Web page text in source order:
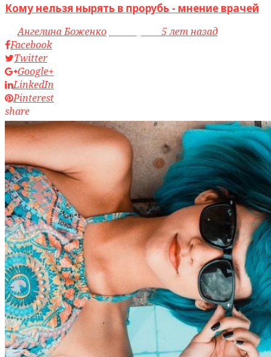
Кому нельзя нырять в прорубь - мнение врачей
byАнгелина Боженко
5 лет назад
Facebook
Twitter
Google+
LinkedIn
Pinterest
share